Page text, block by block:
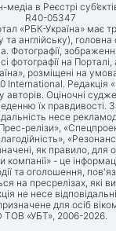
медіа в Реєстрі
R40-05347
«РБК-Україна» має
та англійську),
. Фотографії,
фотографії на
розміщені на
International. Редакція
авторів. Оціночні
їх правдивості.
несе
релізи»,
як правило, для
компанії» - це
та оголошення,
на пресрелізах, які
не несе
для осіб
ТОВ «УБТ», 2006-2026.